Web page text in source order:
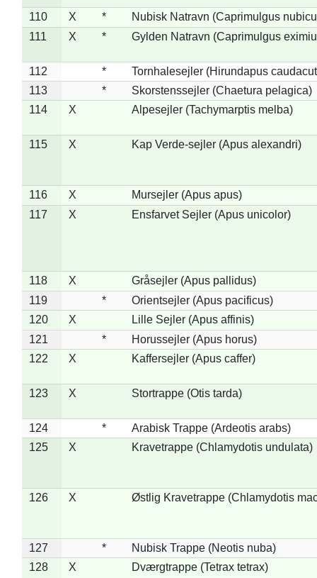
110 X *
Nubisk Natravn (Caprimulgus
111
X * Gylden Natravn (Caprimulgus
112 *
Tornhalesejler (Hirundapus
113
*
Skorstenssejler (Chaetura pelagica)
114
X Alpesejler (Tachymarptis melba)
115 X Kap Verde-sejler (Apus alexandri)
116 X
Mursejler (Apus apus)
117
X Ensfarvet Sejler (Apus unicolor)
118 X
Gråsejler (Apus pallidus)
119
*
Orientsejler (Apus pacificus)
120
X
Lille Sejler (Apus affinis)
121
*
Horussejler (Apus horus)
122
X Kaffersejler (Apus caffer)
123 X Stortrappe (Otis tarda)
124 *
Arabisk Trappe (Ardeotis arabs)
125
X Kravetrappe (Chlamydotis undulata)
126 X Østlig Kravetrappe (Chlamydotis
127 *
Nubisk Trappe (Neotis nuba)
128
X Dværgtrappe (Tetrax tetrax)